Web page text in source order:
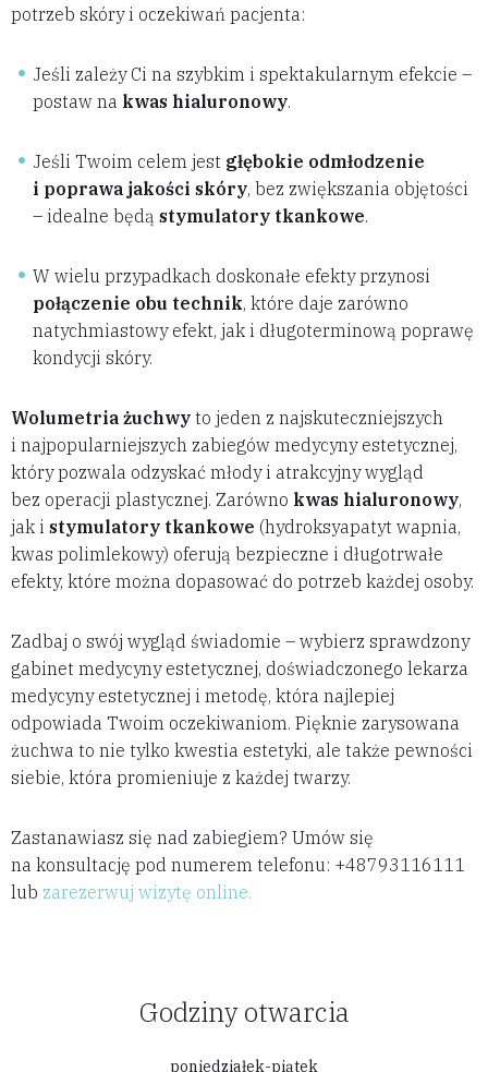
potrzeb skóry i oczekiwań pacjenta:
Jeśli zależy Ci na szybkim i spektakularnym efekcie –
postaw na kwas hialuronowy.
Jeśli Twoim celem jest głębokie odmłodzenie
i poprawa jakości skóry, bez zwiększania objętości
– idealne będą stymulatory tkankowe.
W wielu przypadkach doskonałe efekty przynosi
połączenie obu technik, które daje zarówno
natychmiastowy efekt, jak i długoterminową poprawę
kondycji skóry.
Wolumetria żuchwy to jeden z najskuteczniejszych
i najpopularniejszych zabiegów medycyny estetycznej,
który pozwala odzyskać młody i atrakcyjny wygląd
bez operacji plastycznej. Zarówno kwas hialuronowy,
jak i stymulatory tkankowe (hydroksyapatyt wapnia,
kwas polimlekowy) oferują bezpieczne i długotrwałe
efekty, które można dopasować do potrzeb każdej osoby.
Zadbaj o swój wygląd świadomie – wybierz sprawdzony
gabinet medycyny estetycznej, doświadczonego lekarza
medycyny estetycznej i metodę, która najlepiej
odpowiada Twoim oczekiwaniom. Pięknie zarysowana
żuchwa to nie tylko kwestia estetyki, ale także pewności
siebie, która promieniuje z każdej twarzy.
Zastanawiasz się nad zabiegiem? Umów się
na konsultację pod numerem telefonu: +48793116111
lub zarezerwuj wizytę online.
Godziny otwarcia
poniedziałek-piątek